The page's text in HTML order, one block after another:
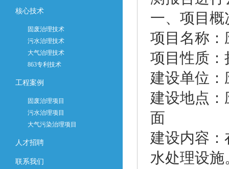
核心技术
固废治理技术
污水治理技术
大气治理技术
863专利技术
工程案例
固废治理项目
污水治理项目
大气污染治理项目
人才招聘
联系我们
一、项目概
项目名称
项目性质：
建设单位
建设地点
面
建设内容：
水处理设